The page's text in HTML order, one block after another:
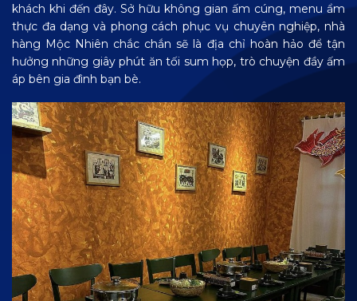
khách khi đến đây. Sở hữu không gian ấm cúng, menu ẩm
thực đa dạng và phong cách phục vụ chuyên nghiệp, nhà
hàng Mộc Nhiên chắc chắn sẽ là địa chỉ hoàn hảo để tận
hưởng những giây phút ăn tối sum họp, trò chuyện đầy ấm
áp bên gia đình bạn bè.